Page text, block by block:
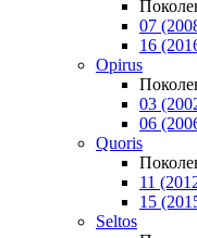
07
16
Opirus
03
06
Quoris
11
15
Seltos